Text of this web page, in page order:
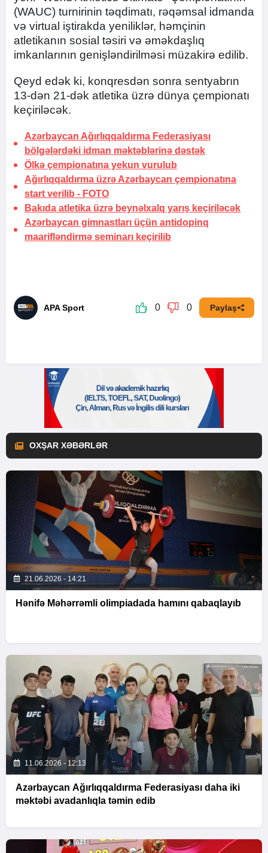
(WAUC) turnirinin təqdimatı, rəqəmsal idmanda
və virtual iştirakda yeniliklər, həmçinin
atletikanın sosial təsiri və əməkdaşlıq
imkanlarının genişləndirilməsi müzakirə edilib.
Qeyd edək ki, konqresdən sonra sentyabrın
13-dən 21-dək atletika üzrə dünya çempionatı
keçiriləcək.
Azərbaycan Ağırlıqqaldırma Federasiyası
bölgələrdəki idman məktəblərinə dəstək
Ölkə çempionatına yekun vurulub
Ağırlıqqaldırma üzrə Azərbaycan çempionatına
start verilib - FOTO
Bakıda atletika üzrə beynəlxalq yarış keçiriləcək
Azərbaycan gimnastları üçün antidopinq
maarifləndirmə seminarı keçirilib
APA Sport 0 0 Paylaş
OXŞAR XƏBƏRLƏR
21.06.2026 - 14:21
Hənifə Məhərrəmli olimpiadada hamını qabaqlayıb
11.06.2026 - 12:13
Azərbaycan Ağırlıqqaldırma Federasiyası daha iki
məktəbi avadanlıqla təmin edib